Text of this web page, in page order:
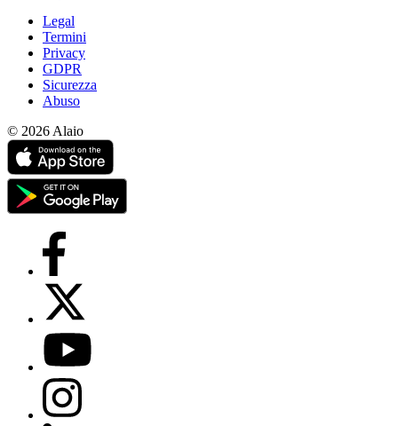
Legal
Termini
Privacy
GDPR
Sicurezza
Abuso
© 2026 Alaio